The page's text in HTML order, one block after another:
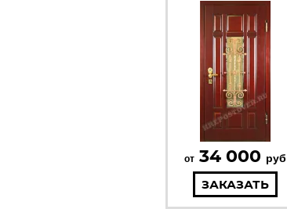
от 34 000 руб
ЗАКАЗАТЬ